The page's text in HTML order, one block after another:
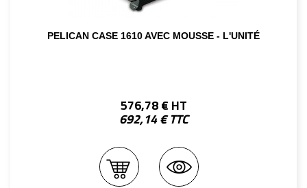
PELICAN CASE 1610 AVEC MOUSSE - L'UNITÉ
576,78 € HT
692,14 € TTC